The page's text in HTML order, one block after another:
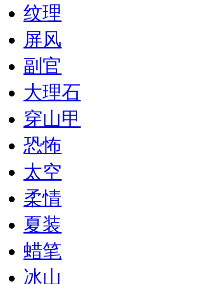
纹理
屏风
副官
大理石
穿山甲
恐怖
太空
柔情
夏装
蜡笔
冰山